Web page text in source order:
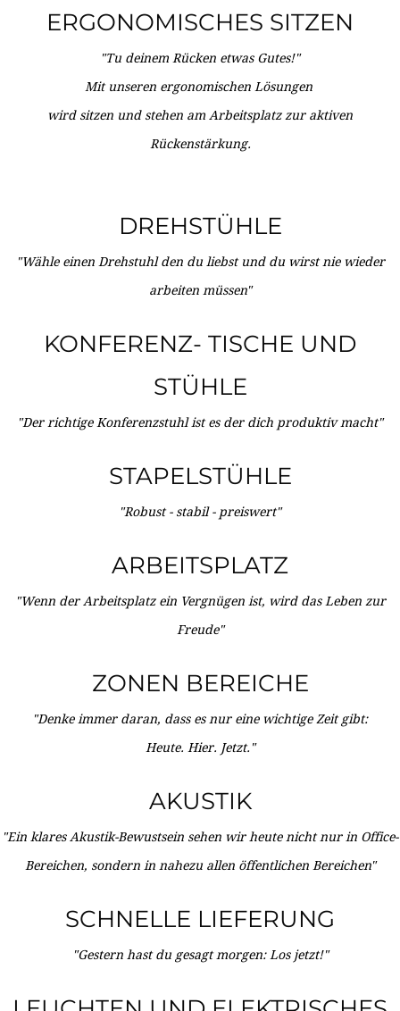
ERGONOMISCHES SITZEN
"Tu deinem Rücken etwas Gutes!"
Mit unseren ergonomischen Lösungen
wird sitzen und stehen am Arbeitsplatz zur aktiven
Rückenstärkung.
DREHSTÜHLE
"Wähle einen Drehstuhl den du liebst und du wirst nie wieder
arbeiten müssen"
KONFERENZ- TISCHE UND
STÜHLE
"Der richtige Konferenzstuhl ist es der dich produktiv macht"
STAPELSTÜHLE
"Robust - stabil - preiswert"
ARBEITSPLATZ
"Wenn der Arbeitsplatz ein Vergnügen ist, wird das Leben zur
Freude"
ZONEN BEREICHE
"Denke immer daran, dass es nur eine wichtige Zeit gibt:
Heute. Hier. Jetzt."
AKUSTIK
"Ein klares Akustik-Bewustsein sehen wir heute nicht nur in Office-
Bereichen, sondern in nahezu allen öffentlichen Bereichen"
SCHNELLE LIEFERUNG
"Gestern hast du gesagt morgen: Los jetzt!"